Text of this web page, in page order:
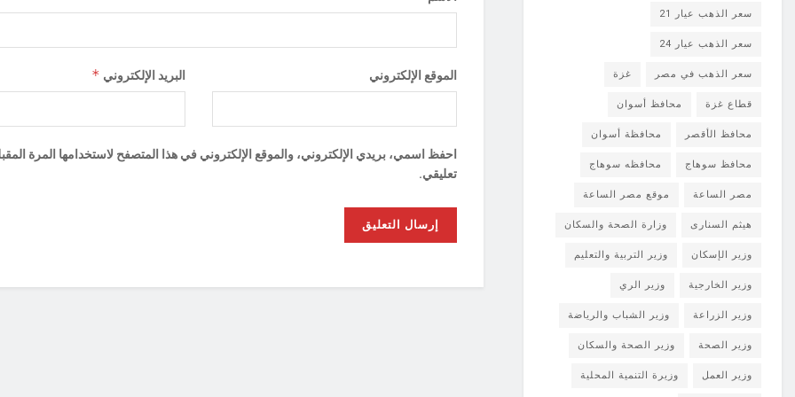
البريد الإلكتروني * الموقع الإلكتروني
احفظ اسمي، بريدي الإلكتروني، والموقع الإلكتروني في هذا المتصفح لاستخدامها المرة
تعليقي.
سعر الذهب عيار 21
سعر الذهب عيار 24
سعر الذهب في مصر غزة
قطاع غزة محافظ أسوان
محافظ الأقصر محافظة أسوان
محافظ سوهاج محافظه سوهاج
مصر الساعة موقع مصر الساعة
هيثم السنارى وزارة الصحة والسكان
وزير الإسكان وزير التربية والتعليم
وزير الخارجية وزير الري
وزير الزراعة وزير الشباب والرياضة
وزير الصحة وزير الصحة والسكان
وزير العمل وزيرة التنمية المحلية